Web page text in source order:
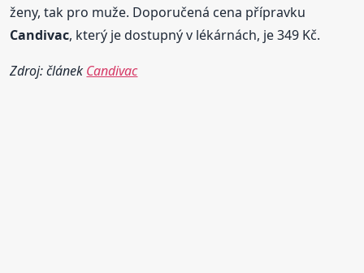
ženy, tak pro muže. Doporučená cena přípravku
Candivac, který je dostupný v lékárnách, je 349 Kč.
Zdroj: článek Candivac